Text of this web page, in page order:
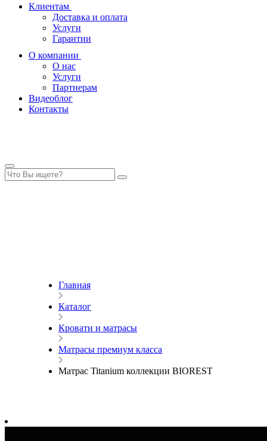
Клиентам
Доставка и оплата
Услуги
Гарантии
О компании
О нас
Услуги
Партнерам
Видеоблог
Контакты
Главная
Каталог
Кровати и матрасы
Матрасы премиум класса
Матрас Titanium коллекции BIOREST